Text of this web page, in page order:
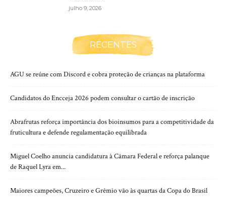
julho 9, 2026
RECENTES
AGU se reúne com Discord e cobra proteção de crianças na plataforma
Candidatos do Encceja 2026 podem consultar o cartão de inscrição
Abrafrutas reforça importância dos bioinsumos para a competitividade da
fruticultura e defende regulamentação equilibrada
Miguel Coelho anuncia candidatura à Câmara Federal e reforça palanque
de Raquel Lyra em...
Maiores campeões, Cruzeiro e Grêmio vão às quartas da Copa do Brasil